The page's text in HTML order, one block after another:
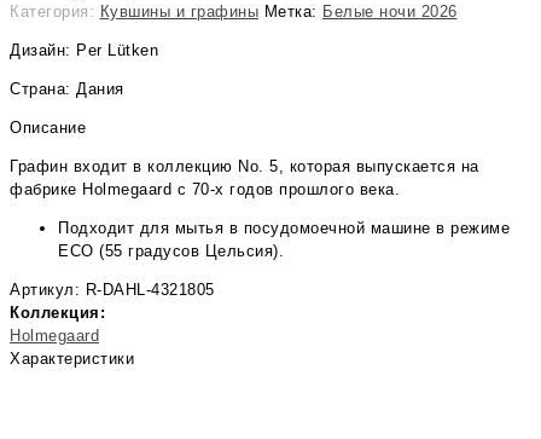
Категория: Кувшины и графины Метка: Белые ночи 2026
Дизайн: Per Lütken
Страна: Дания
Описание
Графин входит в коллекцию No. 5, которая выпускается на
фабрике Holmegaard с 70-х годов прошлого века.
Подходит для мытья в посудомоечной машине в режиме
ECO (55 градусов Цельсия).
Артикул: R-DAHL-4321805
Коллекция:
Holmegaard
Характеристики